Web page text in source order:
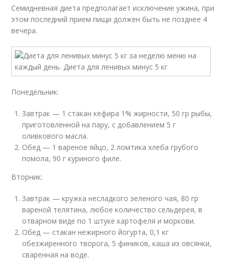
Семидневная диета предполагает исключение ужина, при
этом последний прием пищи должен быть не позднее 4
вечера.
Понедельник:
Завтрак — 1 стакан кефира 1% жирности, 50 гр рыбы,
приготовленной на пару, с добавлением 5 г
оливкового масла.
Обед — 1 вареное яйцо, 2 ломтика хлеба грубого
помола, 90 г куриного филе.
Вторник:
Завтрак — кружка несладкого зеленого чая, 80 гр
вареной телятина, любое количество сельдерея, в
отварном виде по 1 штуке картофеля и моркови.
Обед — стакан нежирного йогурта, 0,1 кг
обезжиренного творога, 5 фиников, каша из овсянки,
сваренная на воде.